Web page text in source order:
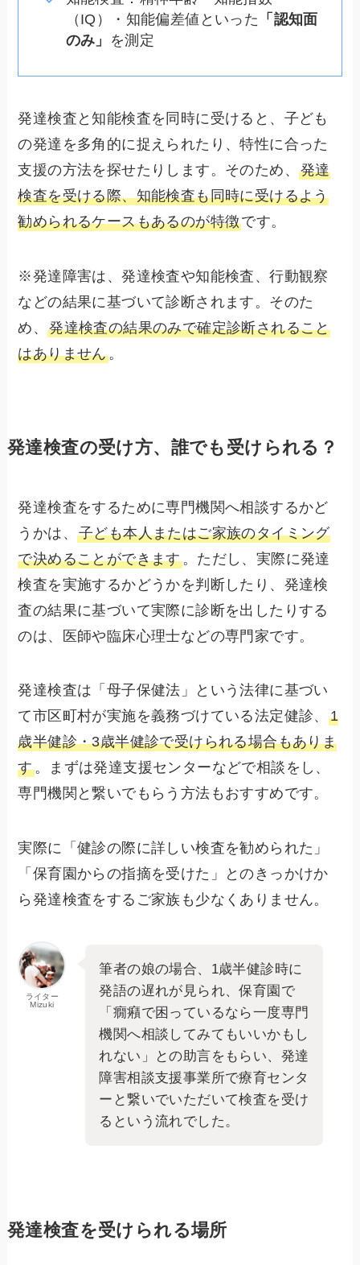
（IQ）・知能偏差値といった 「認知面
のみ」
を測定
発達検査と知能検査を同時に受けると、子ども
の発達を多角的に捉えられたり、特性に合った
支援の方法を探せたりします。そのため、発達
検査を受ける際、知能検査も同時に受けるよう
勧められるケースもあるのが特徴です。
※発達障害は、発達検査や知能検査、行動観察
などの結果に基づいて診断されます。そのた
め、発達検査の結果のみで確定診断されること
はありません。
発達検査の受け方、誰でも受けられる？
発達検査をするために専門機関へ相談するかど
うかは、子ども本人またはご家族のタイミング
で決めることができます。ただし、実際に発達
検査を実施するかどうかを判断したり、発達検
査の結果に基づいて実際に診断を出したりする
のは、医師や臨床心理士などの専門家です。
発達検査は「母子保健法」という法律に基づい
て市区町村が実施を義務づけている法定健診、 1
歳半健診・3歳半健診で受けられる場合もありま
す。まずは発達支援センターなどで相談をし、
専門機関と繋いでもらう方法もおすすめです。
実際に「健診の際に詳しい検査を勧められた」
「保育園からの指摘を受けた」とのきっかけか
ら発達検査をするご家族も少なくありません。
ライター
Mizuki
筆者の娘の場合、1歳半健診時に
発語の遅れが見られ、保育園で
「癇癪で困っているなら一度専門
機関へ相談してみてもいいかもし
れない」との助言をもらい、発達
障害相談支援事業所で療育センタ
ーと繋いでいただいて検査を受け
るという流れでした。
発達検査を受けられる場所